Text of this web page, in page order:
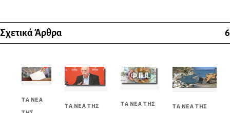
Σχετικά Άρθρα 6
ΤΑ ΝΕΑ
ΤΑ ΝΕΑ ΤΗΣ
ΤΑ ΝΕΑ ΤΗΣ
ΤΑ ΝΕΑ ΤΗΣ